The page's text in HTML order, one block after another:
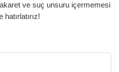
ve suç unsuru içermemesi